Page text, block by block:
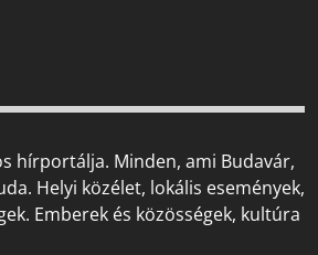
hírportálja. Minden, ami Budavár,
Helyi közélet, lokális események,
Emberek és közösségek, kultúra